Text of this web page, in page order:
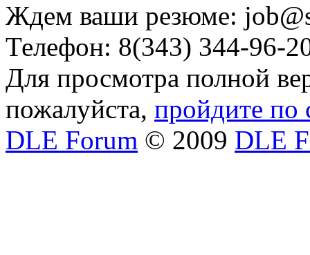
Ждем ваши резюме:
Телефон: 8(343) 344-96-
Для просмотра полной
пожалуйста, пройдите по
DLE Forum © 2009 DLE